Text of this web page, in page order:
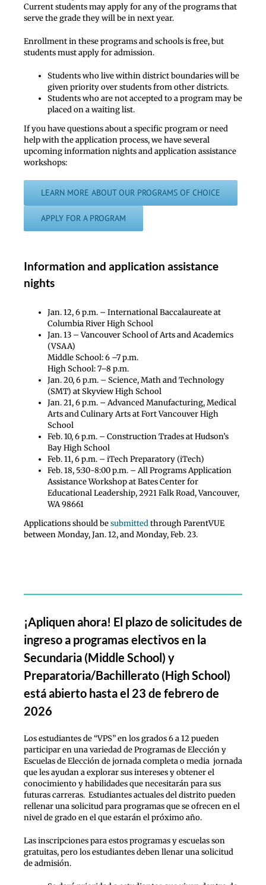
Current students may apply for any of the programs that
serve the grade they will be in next year.
Enrollment in these programs and schools is free, but
students must apply for admission.
Students who live within district boundaries will be
given priority over students from other districts.
Students who are not accepted to a program may be
placed on a waiting list.
If you have questions about a specific program or need
help with the application process, we have several
upcoming information nights and application assistance
workshops:
LEARN MORE ABOUT OUR PROGRAMS OF CHOICE
APPLY FOR A PROGRAM
Information and application assistance
nights
Jan. 12, 6 p.m. – International Baccalaureateat
Columbia River High School
Jan. 13 – Vancouver School of Arts and Academics
(VSAA)
Middle School: 6 –7 p.m.
High School: 7–8 p.m.
Jan. 20, 6 p.m. – Science, Math and Technology
(SMT) at SkyviewHigh School
Jan. 21, 6 p.m. – Advanced Manufacturing, Medical
Arts and Culinary Arts at FortVancouver High
School
Feb. 10, 6 p.m. – Construction Trades at Hudson’s
BayHigh School
Feb. 11, 6 p.m. – iTech Preparatory (iTech)
Feb. 18, 5:30-8:00 p.m. – All Programs Application
Assistance Workshop at BatesCenter for
Educational Leadership,2921 Falk Road, Vancouver,
WA 98661
Applications should besubmittedthrough ParentVUE
between Monday, Jan. 12, and Monday, Feb. 23.
¡Apliquen ahora! El plazo de solicitudes de
ingreso a programas electivos en la
Secundaria (Middle School) y
Preparatoria/Bachillerato (High School)
está abierto hasta el 23 de febrero de
2026
Los estudiantes de “VPS” en los grados 6 a 12 pueden
participar en una variedad de Programas de Elección y
Escuelas de Elección de jornada completa o media jornada
que les ayudan a explorar sus intereses y obtener el
conocimiento y habilidades que necesitarán para sus
futuras carreras. Estudiantes actuales del distrito pueden
rellenar una solicitud para programas que se ofrecen en el
nivel de grado en el que estarán el próximo año.
Las inscripciones para estos programas y escuelas son
gratuitas, pero los estudiantes deben llenar una solicitud
de admisión.